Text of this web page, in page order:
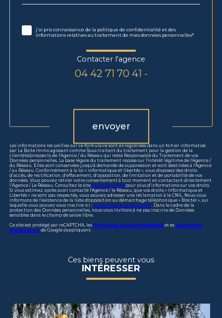
j'ai pris connaissance de la politique de confidentialité et des
informations relatives au traitement de mes données personnelles*
Contacter l'agence
04 42 71 70 41 -
envoyer
Les informations recueillies sur ce formulaire sont enregistrées dans un fichier informatisé
par La Boite Immo agissant comme Sous-traitant du traitement pour la gestion de la
clientèle/prospects de l'Agence / du Réseau qui reste Responsable du Traitement de vos
Données personnelles. La base légale du traitement repose sur l'intérêt légitime de l'Agence /
du Réseau. Elles sont conservées jusqu'à demande de suppression et sont destinées à l'Agence
/ au Réseau. Conformément à la loi « informatique et libertés », vous disposez des droits
d’accès, de rectification, d’effacement, d’opposition, de limitation et de portabilité de vos
données. Vous pouvez retirer votre consentement à tout moment en contactant directement
l’Agence / Le Réseau. Consultez le site https://cnil.fr/fr pour plus d’informations sur vos droits.
Si vous estimez, après avoir contacté l'Agence / le Réseau, que vos droits « Informatique et
Libertés » ne sont pas respectés, vous pouvez adresser une réclamation à la CNIL. Nous vous
informons de l’existence de la liste d'opposition au démarchage téléphonique « Bloctel », sur
laquelle vous pouvez vous inscrire ici : https://www.bloctel.gouv.fr . Dans le cadre de la
protection des Données personnelles, nous vous invitons à ne pas inscrire de Données
sensibles dans le champ de saisie libre.
Ce site est protégé par reCAPTCHA, les Politiques de Confidentialité et es Conditions
d'utilisation de Google s'appliquent.
Ces biens peuvent vous
INTÉRESSER